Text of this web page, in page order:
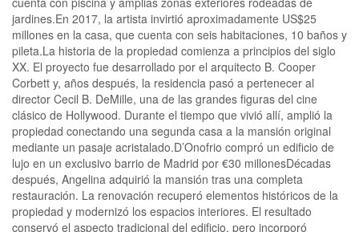
jardines.En 2017, la artista invirtió aproximadamente US$25
millones en la casa, que cuenta con seis habitaciones, 10 baños y
pileta.La historia de la propiedad comienza a principios del siglo
XX. El proyecto fue desarrollado por el arquitecto B. Cooper
Corbett y, años después, la residencia pasó a pertenecer al
director Cecil B. DeMille, una de las grandes figuras del cine
clásico de Hollywood. Durante el tiempo que vivió allí, amplió la
propiedad conectando una segunda casa a la mansión original
mediante un pasaje acristalado.D’Onofrio compró un edificio de
lujo en un exclusivo barrio de Madrid por €30 millonesDécadas
después, Angelina adquirió la mansión tras una completa
restauración. La renovación recuperó elementos históricos de la
propiedad y modernizó los espacios interiores. El resultado
conservó el aspecto tradicional del edificio, pero incorporó